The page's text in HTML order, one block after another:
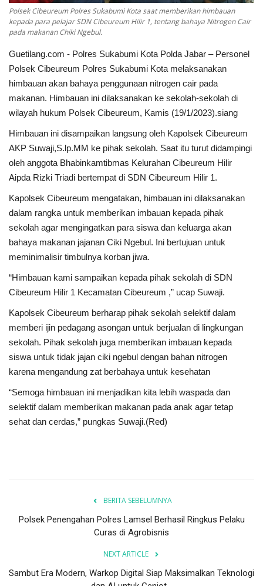
Polsek Cibeureum Polres Sukabumi Kota saat memberikan himbauan
kepada para pelajar SDN Cibeureum Hilir 1, tentang bahaya Nitrogen Cair
pada makanan Chiki Ngebul.
Guetilang.com - Polres Sukabumi Kota Polda Jabar – Personel
Polsek Cibeureum Polres Sukabumi Kota melaksanakan
himbauan akan bahaya penggunaan nitrogen cair pada
makanan. Himbauan ini dilaksanakan ke sekolah-sekolah di
wilayah hukum Polsek Cibeureum, Kamis (19/1/2023).siang
Himbauan ini disampaikan langsung oleh Kapolsek Cibeureum
AKP Suwaji,S.lp.MM ke pihak sekolah. Saat itu turut didampingi
oleh anggota Bhabinkamtibmas Kelurahan Cibeureum Hilir
Aipda Rizki Triadi bertempat di SDN Cibeureum Hilir 1.
Kapolsek Cibeureum mengatakan, himbauan ini dilaksanakan
dalam rangka untuk memberikan imbauan kepada pihak
sekolah agar mengingatkan para siswa dan keluarga akan
bahaya makanan jajanan Ciki Ngebul. Ini bertujuan untuk
meminimalisir timbulnya korban jiwa.
“Himbauan kami sampaikan kepada pihak sekolah di SDN
Cibeureum Hilir 1 Kecamatan Cibeureum ,” ucap Suwaji.
Kapolsek Cibeureum berharap pihak sekolah selektif dalam
memberi ijin pedagang asongan untuk berjualan di lingkungan
sekolah. Pihak sekolah juga memberikan imbauan kepada
siswa untuk tidak jajan ciki ngebul dengan bahan nitrogen
karena mengandung zat berbahaya untuk kesehatan
“Semoga himbauan ini menjadikan kita lebih waspada dan
selektif dalam memberikan makanan pada anak agar tetap
sehat dan cerdas,” pungkas Suwaji.(Red)
BERITA SEBELUMNYA
Polsek Penengahan Polres Lamsel Berhasil Ringkus Pelaku
Curas di Agrobisnis
NEXT ARTICLE
Sambut Era Modern, Warkop Digital Siap Maksimalkan Teknologi